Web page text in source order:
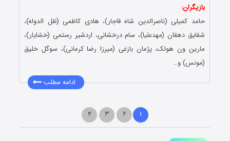
بازیگران:
حامد کمیلی (ناصرالدین شاه قاجار)، هادی کاظمی (ظل الدوله)،
شقایق دهقان (مهدعلیا)، سام درخشانی، اردشیر رستمی (خشایار)،
مارین ون هولک، پژمان بازغی (میرزا رضا کرمانی)، سوگل خلیق
(مونس) و…
ادامه مطلب
۱ ۲ ۳ ۴